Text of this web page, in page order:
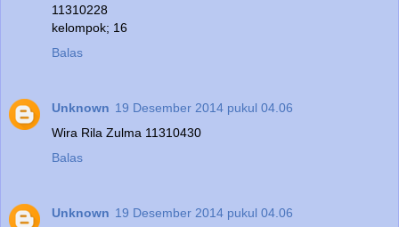
11310228
kelompok; 16
Balas
Unknown 19 Desember 2014 pukul 04.06
Wira Rila Zulma 11310430
Balas
Unknown 19 Desember 2014 pukul 04.06